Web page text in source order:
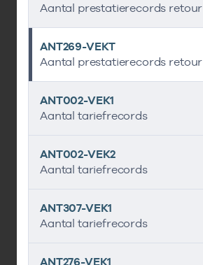
Aantal prestatierecords retour
ANT269-VEKT
Aantal prestatierecords retour
ANT002-VEK1
Aantal tariefrecords
ANT002-VEK2
Aantal tariefrecords
ANT307-VEK1
Aantal tariefrecords
ANT276-VEK1